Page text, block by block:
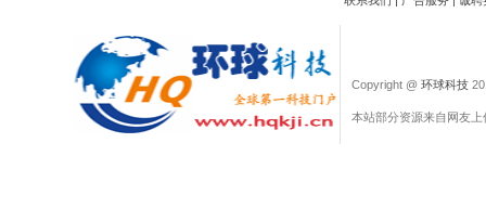
Copyright @ 环球科技
本站部分资源来自网友